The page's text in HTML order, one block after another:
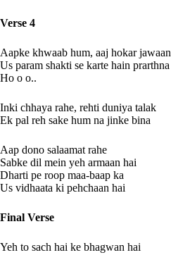
Verse 4
Aapke khwaab hum, aaj hokar jawaan
Us param shakti se karte hain prarthna
Ho o o..
Inki chhaya rahe, rehti duniya talak
Ek pal reh sake hum na jinke bina
Aap dono salaamat rahe
Sabke dil mein yeh armaan hai
Dharti pe roop maa-baap ka
Us vidhaata ki pehchaan hai
Final Verse
Yeh to sach hai ke bhagwan hai